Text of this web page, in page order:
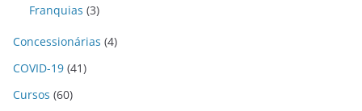
Franquias (3)
Concessionárias (4)
COVID-19 (41)
Cursos (60)